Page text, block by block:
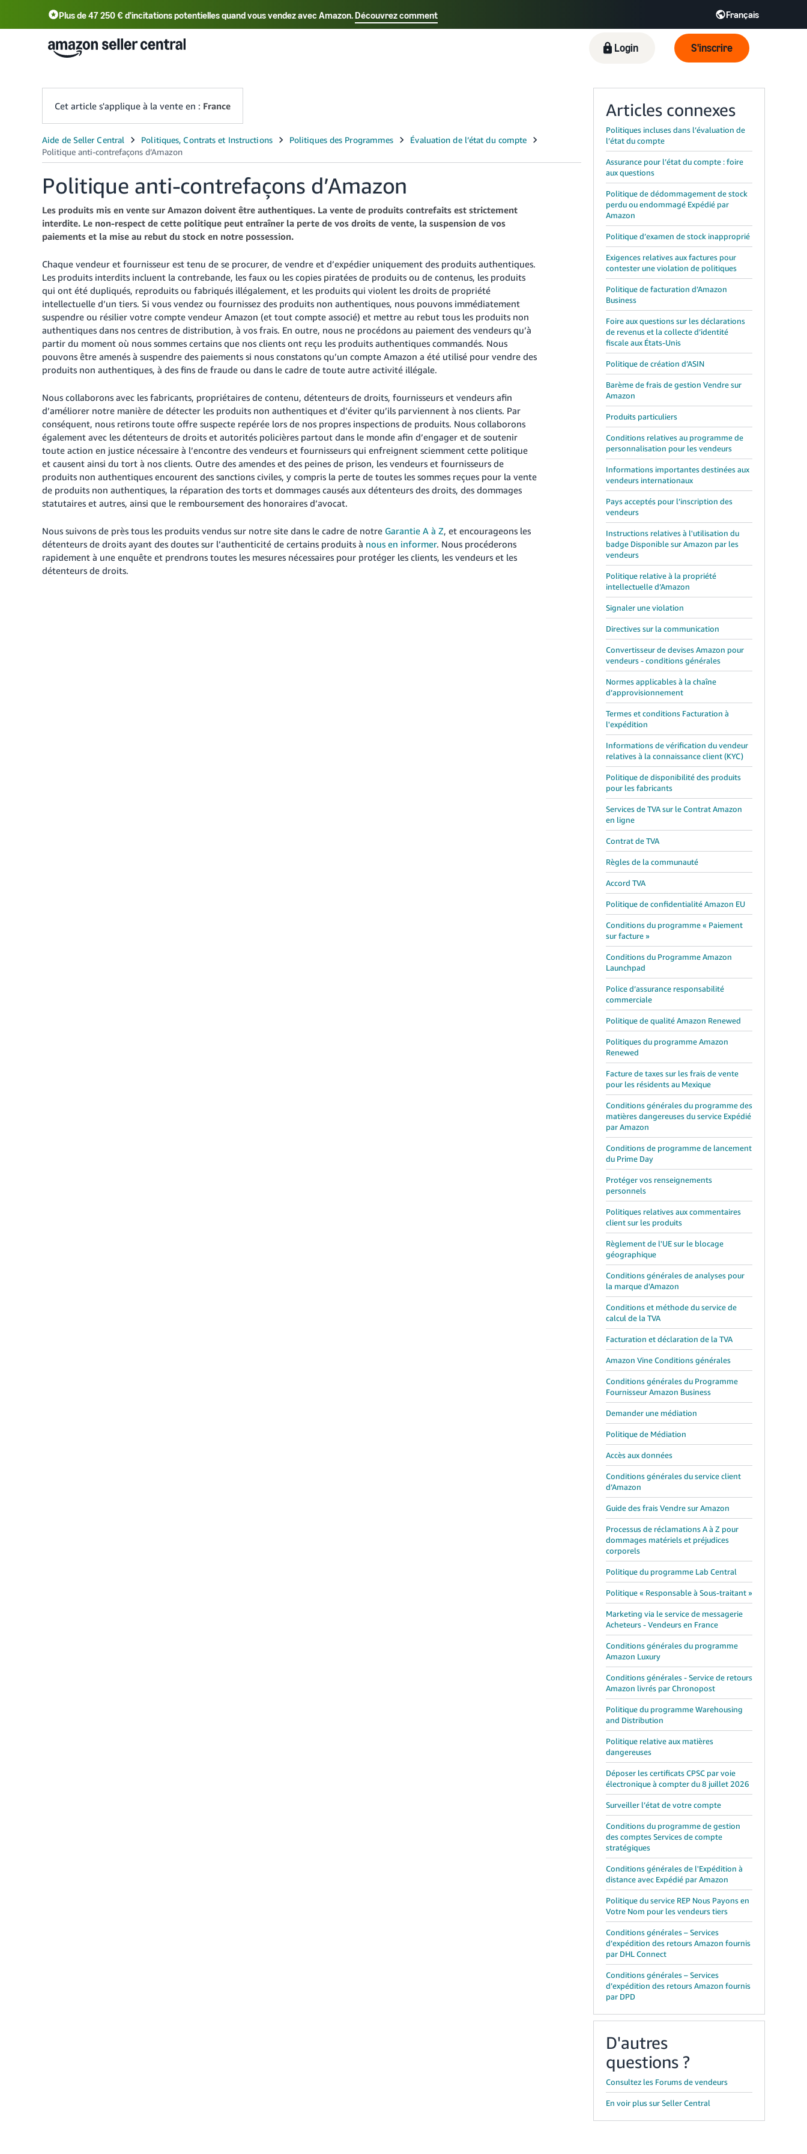
Plus de 47 250 € d'incitations potentielles quand vous vendez avec Amazon.Découvrez comment Français
Select your preferred language
中文 - CN 中文 - TW Deutsch - DE Español - ES English - FR
Login S'inscrire
Cet article s'applique à la vente en : France
Politique anti-contrefaçons d’Amazon
Les produits mis en vente sur Amazon doivent être authentiques. La vente de produits contrefaits est strictement
interdite. Le non-respect de cette politique peut entraîner la perte de vos droits de vente, la suspension de vos
paiements et la mise au rebut du stock en notre possession.
Chaque vendeur et fournisseur est tenu de se procurer, de vendre et d’expédier uniquement des produits authentiques.
Les produits interdits incluent la contrebande, les faux ou les copies piratées de produits ou de contenus, les produits
qui ont été dupliqués, reproduits ou fabriqués illégalement, et les produits qui violent les droits de propriété
intellectuelle d’un tiers. Si vous vendez ou fournissez des produits non authentiques, nous pouvons immédiatement
suspendre ou résilier votre compte vendeur Amazon (et tout compte associé) et mettre au rebut tous les produits non
authentiques dans nos centres de distribution, à vos frais. En outre, nous ne procédons au paiement des vendeurs qu’à
partir du moment où nous sommes certains que nos clients ont reçu les produits authentiques commandés. Nous
pouvons être amenés à suspendre des paiements si nous constatons qu’un compte Amazon a été utilisé pour vendre des
produits non authentiques, à des fins de fraude ou dans le cadre de toute autre activité illégale.
Nous collaborons avec les fabricants, propriétaires de contenu, détenteurs de droits, fournisseurs et vendeurs afin
d’améliorer notre manière de détecter les produits non authentiques et d’éviter qu’ils parviennent à nos clients. Par
conséquent, nous retirons toute offre suspecte repérée lors de nos propres inspections de produits. Nous collaborons
également avec les détenteurs de droits et autorités policières partout dans le monde afin d’engager et de soutenir
toute action en justice nécessaire à l’encontre des vendeurs et fournisseurs qui enfreignent sciemment cette politique
et causent ainsi du tort à nos clients. Outre des amendes et des peines de prison, les vendeurs et fournisseurs de
produits non authentiques encourent des sanctions civiles, y compris la perte de toutes les sommes reçues pour la vente
de produits non authentiques, la réparation des torts et dommages causés aux détenteurs des droits, des dommages
statutaires et autres, ainsi que le remboursement des honoraires d’avocat.
Nous suivons de près tous les produits vendus sur notre site dans le cadre de notre Garantie A à Z, et encourageons les
détenteurs de droits ayant des doutes sur l’authenticité de certains produits à nous en informer. Nous procéderons
rapidement à une enquête et prendrons toutes les mesures nécessaires pour protéger les clients, les vendeurs et les
détenteurs de droits.
Articles connexes
Politiques incluses dans l’évaluation de
l’état du compte
Assurance pour l’état du compte : foire
aux questions
Politique de dédommagement de stock
perdu ou endommagé Expédié par
Amazon
Politique d’examen de stock inapproprié
Exigences relatives aux factures pour
contester une violation de politiques
Politique de facturation d’Amazon
Business
Foire aux questions sur les déclarations
de revenus et la collecte d’identité
fiscale aux États-Unis
Politique de création d’ASIN
Barème de frais de gestion Vendre sur
Amazon
Produits particuliers
Conditions relatives au programme de
personnalisation pour les vendeurs
Informations importantes destinées aux
vendeurs internationaux
Pays acceptés pour l’inscription des
vendeurs
Instructions relatives à l'utilisation du
badge Disponible sur Amazon par les
vendeurs
Politique relative à la propriété
intellectuelle d’Amazon
Signaler une violation
Directives sur la communication
Convertisseur de devises Amazon pour
vendeurs - conditions générales
Normes applicables à la chaîne
d’approvisionnement
Termes et conditions Facturation à
l'expédition
Informations de vérification du vendeur
relatives à la connaissance client (KYC)
Politique de disponibilité des produits
pour les fabricants
Services de TVA sur le Contrat Amazon
en ligne
Contrat de TVA
Règles de la communauté
Accord TVA
Politique de confidentialité Amazon EU
Conditions du programme « Paiement
sur facture »
Conditions du Programme Amazon
Launchpad
Police d’assurance responsabilité
commerciale
Politique de qualité Amazon Renewed
Politiques du programme Amazon
Renewed
Facture de taxes sur les frais de vente
pour les résidents au Mexique
Conditions générales du programme des
matières dangereuses du service Expédié
par Amazon
Conditions de programme de lancement
du Prime Day
Protéger vos renseignements
personnels
Politiques relatives aux commentaires
client sur les produits
Règlement de l'UE sur le blocage
géographique
Conditions générales de analyses pour
la marque d'Amazon
Conditions et méthode du service de
calcul de la TVA
Facturation et déclaration de la TVA
Amazon Vine Conditions générales
Conditions générales du Programme
Fournisseur Amazon Business
Demander une médiation
Politique de Médiation
Accès aux données
Conditions générales du service client
d’Amazon
Guide des frais Vendre sur Amazon
Processus de réclamations A à Z pour
dommages matériels et préjudices
corporels
Politique du programme Lab Central
Politique « Responsable à Sous-traitant »
Marketing via le service de messagerie
Acheteurs - Vendeurs en France
Conditions générales du programme
Amazon Luxury
Conditions générales - Service de retours
Amazon livrés par Chronopost
Politique du programme Warehousing
and Distribution
Politique relative aux matières
dangereuses
Déposer les certificats CPSC par voie
électronique à compter du 8 juillet 2026
Surveiller l’état de votre compte
Conditions du programme de gestion
des comptes Services de compte
stratégiques
Conditions générales de l'Expédition à
distance avec Expédié par Amazon
Politique du service REP Nous Payons en
Votre Nom pour les vendeurs tiers
Conditions générales – Services
d’expédition des retours Amazon fournis
par DHL Connect
Conditions générales – Services
d’expédition des retours Amazon fournis
par DPD
D'autres
questions ?
Consultez les Forums de vendeurs
En voir plus sur Seller Central